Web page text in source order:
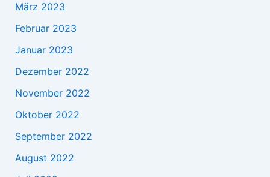
März 2023
Februar 2023
Januar 2023
Dezember 2022
November 2022
Oktober 2022
September 2022
August 2022